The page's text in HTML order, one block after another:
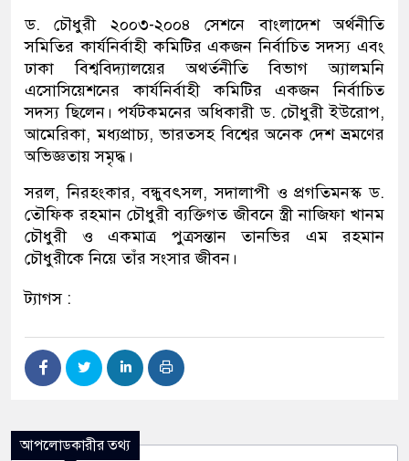
ড. চৌধুরী ২০০৩-২০০৪ সেশনে বাংলাদেশ অর্থনীতি
সমিতির কার্যনির্বাহী কমিটির একজন নির্বাচিত সদস্য এবং
ঢাকা বিশ্ববিদ্যালয়ের অথর্তনীতি বিভাগ অ্যালমনি
এসোসিয়েশনের কার্যনির্বাহী কমিটির একজন নির্বাচিত
সদস্য ছিলেন। পর্যটকমনের অধিকারী ড. চৌধুরী ইউরোপ,
আমেরিকা, মধ্যপ্রাচ্য, ভারতসহ বিশ্বের অনেক দেশ ভ্রমণের
অভিজ্ঞতায় সমৃদ্ধ।
সরল, নিরহংকার, বন্ধুবৎসল, সদালাপী ও প্রগতিমনস্ক ড.
তৌফিক রহমান চৌধুরী ব্যক্তিগত জীবনে স্ত্রী নাজিফা খানম
চৌধুরী ও একমাত্র পুত্রসন্তান তানভির এম রহমান
চৌধুরীকে নিয়ে তাঁর সংসার জীবন।
ট্যাগস :
আপলোডকারীর তথ্য